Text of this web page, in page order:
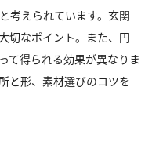
考えられています。玄関
切なポイント。また、円
て得られる効果が異なりま
と形、素材選びのコツを